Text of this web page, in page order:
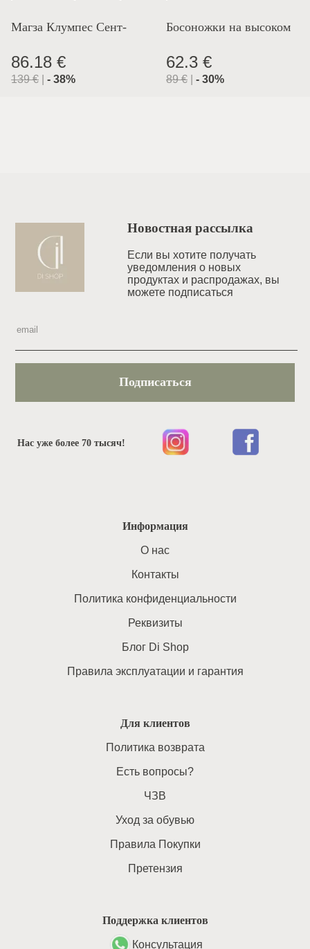
Магза Клумпес Сент-
Лион
86.18 €
139€ - 38%
Босоножки на высоком
каблуке
62.3 €
89€ - 30%
Информация
O нас
Контакты
Политика конфиденциальности
Реквизиты
Блог Di Shop
Правила эксплуатации и гарантия
Для клиентов
Политика возврата
Есть вопросы?
ЧЗВ
Уход за обувью
Правила Покупки
Претензия
Поддержка клиентов
Консультация
Новостная рассылка
Если вы хотите получать
уведомления o новых
продуктах и распродажах, вы
можете подписаться
Подписаться
Нас уже более 70 тысяч!